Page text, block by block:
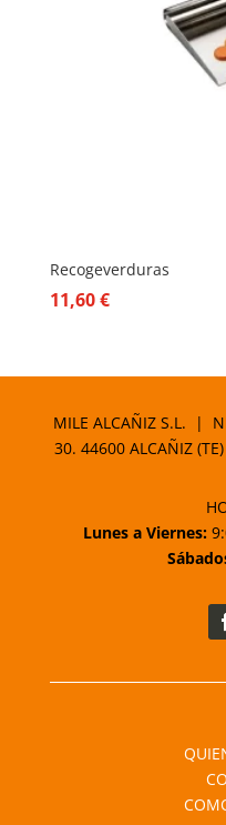
Recogeverduras
11,60€
MILE ALCAÑIZ S.L. |
30. 44600 ALCAÑIZ
Lunes a Viernes: